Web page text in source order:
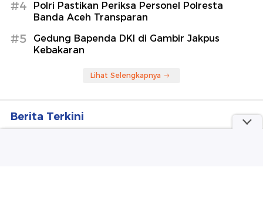
#4
Polri Pastikan Periksa Personel Polresta
Banda Aceh Transparan
#5
Gedung Bapenda DKI di Gambir Jakpus
Kebakaran
Lihat Selengkapnya
Berita Terkini